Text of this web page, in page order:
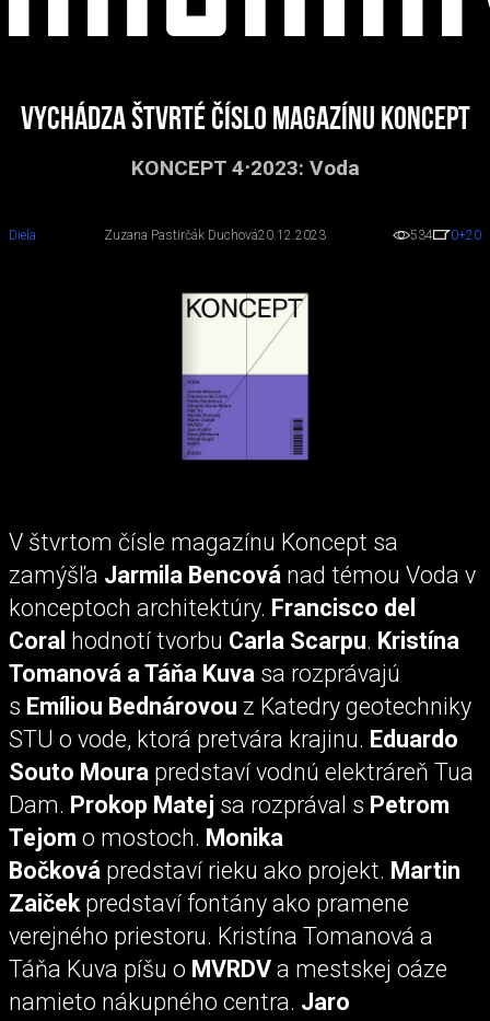
Vychádza štvrté číslo magazínu Koncept
KONCEPT 4⋅2023: Voda
Diela Zuzana Pastirčák Duchová20.12.2023 534 0+20
V štvrtom čísle magazínu Koncept sa
zamýšľa Jarmila Bencová nad témou Voda v
konceptoch architektúry. Francisco del
Coral hodnotí tvorbu Carla Scarpu. Kristína
Tomanová a Táňa Kuva sa rozprávajú
s Emíliou Bednárovou z Katedry geotechniky
STU o vode, ktorá pretvára krajinu. Eduardo
Souto Moura predstaví vodnú elektráreň Tua
Dam. Prokop Matej sa rozprával s Petrom
Tejom o mostoch. Monika
Bočková predstaví rieku ako projekt. Martin
Zaičekpredstaví fontány ako pramene
verejného priestoru. Kristína Tomanová a
Táňa Kuva píšu o MVRDV a mestskej oáze
namieto nákupného centra. Jaro